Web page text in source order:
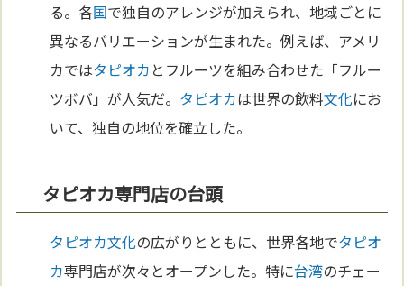
る。各国で独自のアレンジが加えられ、地域ごとに
異なるバリエーションが生まれた。例えば、アメリ
カではタピオカ とフルーツを組み合わせた「フルー
ツボバ」が人気だ。 タピオカは世界の飲料文化にお
いて、独自の地位を確立した。
タピオカ専門店の台頭
タピオカ文化の広がりとともに、世界各地でタピオ
カ専門店が次々とオープンした。特に台湾のチェー